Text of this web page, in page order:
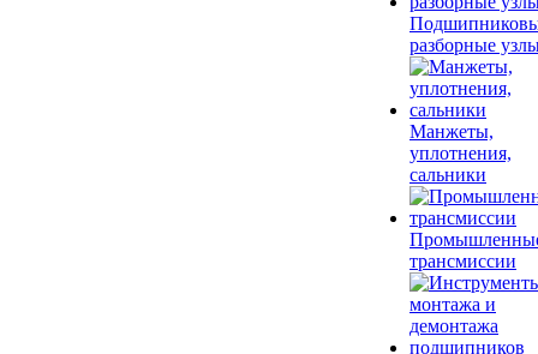
разборные
Манжеты,
уплотнения,
сальники
трансмиссии